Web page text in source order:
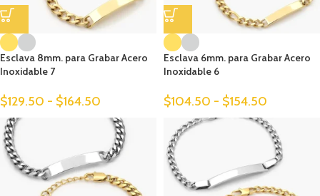
Esclava 8mm. para Grabar Acero
Inoxidable 7
$129.50 - $164.50
Esclava 6mm. para Grabar Acero
Inoxidable 6
$104.50 - $154.50